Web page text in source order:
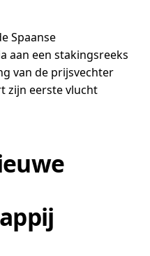
Spaanse
aan een stakingsreeks
van de prijsvechter
zijn eerste vlucht